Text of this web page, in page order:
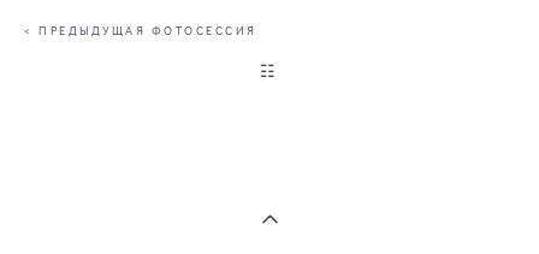
< ПРЕДЫДУЩАЯ ФОТОСЕССИЯ
☷